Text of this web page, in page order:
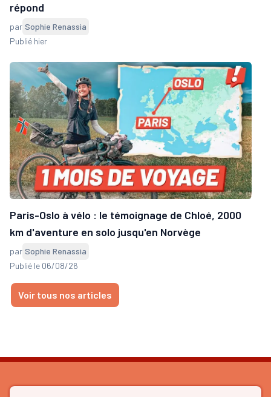
répond
par Sophie Renassia
Publié hier
Paris-Oslo à vélo : le témoignage de Chloé, 2000
km d'aventure en solo jusqu'en Norvège
par Sophie Renassia
Publié le 06/08/26
Voir tous nos articles